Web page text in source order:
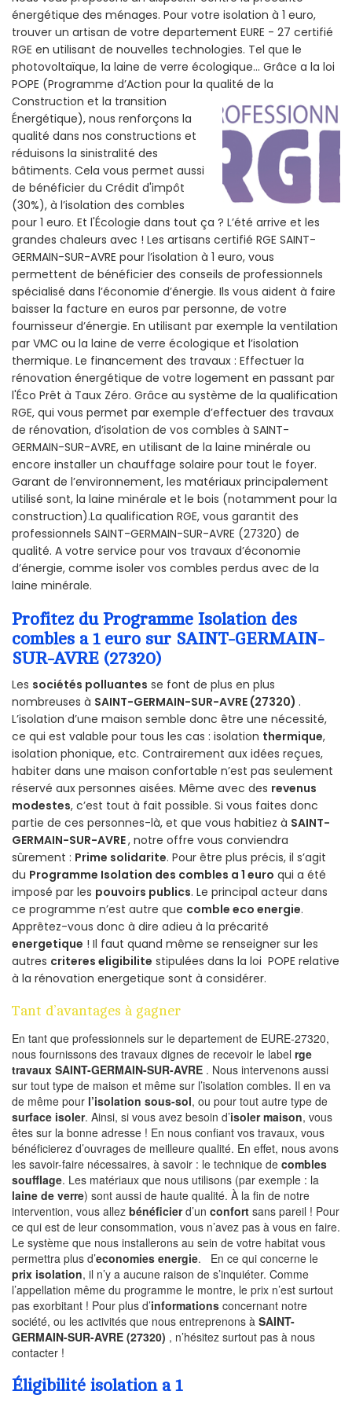
énergétique des ménages. Pour votre isolation à 1 euro,
trouver un artisan de votre departement EURE - 27 certifié
RGE en utilisant de nouvelles technologies. Tel que le
photovoltaïque, la laine de verre écologique... Grâce a la loi
POPE (Programme d’Action pour la qualité de la
Construction et la transition
Énergétique), nous renforçons la
qualité dans nos constructions et
réduisons la sinistralité des
bâtiments. Cela vous permet aussi
de bénéficier du Crédit d'impôt
(30%), à l’isolation des combles
pour 1 euro. Et l'Écologie dans tout ça ? L’été arrive et les
grandes chaleurs avec ! Les artisans certifié RGE SAINT-
GERMAIN-SUR-AVRE pour l’isolation à 1 euro, vous
permettent de bénéficier des conseils de professionnels
spécialisé dans l’économie d’énergie. Ils vous aident à faire
baisser la facture en euros par personne, de votre
fournisseur d’énergie. En utilisant par exemple la ventilation
par VMC ou la laine de verre écologique et l’isolation
thermique. Le financement des travaux : Effectuer la
rénovation énergétique de votre logement en passant par
l'Éco Prêt à Taux Zéro. Grâce au système de la qualification
RGE, qui vous permet par exemple d’effectuer des travaux
de rénovation, d’isolation de vos combles à SAINT-
GERMAIN-SUR-AVRE, en utilisant de la laine minérale ou
encore installer un chauffage solaire pour tout le foyer.
Garant de l’environnement, les matériaux principalement
utilisé sont, la laine minérale et le bois (notamment pour la
construction).La qualification RGE, vous garantit des
professionnels SAINT-GERMAIN-SUR-AVRE (27320) de
qualité. A votre service pour vos travaux d’économie
d’énergie, comme isoler vos combles perdus avec de la
laine minérale.
Profitez du Programme Isolation des
combles a 1 euro sur SAINT-GERMAIN-
SUR-AVRE (27320)
Les sociétés polluantes se font de plus en plus
nombreuses à SAINT-GERMAIN-SUR-AVRE (27320) .
L’isolation d’une maison semble donc être une nécessité,
ce qui est valable pour tous les cas : isolation thermique,
isolation phonique, etc. Contrairement aux idées reçues,
habiter dans une maison confortable n’est pas seulement
réservé aux personnes aisées. Même avec des revenus
modestes, c’est tout à fait possible. Si vous faites donc
partie de ces personnes-là, et que vous habitiez à SAINT-
GERMAIN-SUR-AVRE, notre offre vous conviendra
sûrement : Prime solidarite. Pour être plus précis, il s’agit
du Programme Isolation des combles a 1 euro qui a été
imposé par les pouvoirs publics. Le principal acteur dans
ce programme n’est autre que comble eco energie.
Apprêtez-vous donc à dire adieu à la précarité
energetique ! Il faut quand même se renseigner sur les
autres criteres eligibilite stipulées dans la loi POPE relative
à la rénovation energetique sont à considérer.
Tant d’avantages à gagner
En tant que professionnels sur le departement de EURE-27320,
nous fournissons des travaux dignes de recevoir le label rge
travaux SAINT-GERMAIN-SUR-AVRE . Nous intervenons aussi
sur tout type de maison et même sur l’isolation combles. Il en va
de même pour l’isolation sous-sol, ou pour tout autre type de
surface isoler. Ainsi, si vous avez besoin d’isoler maison, vous
êtes sur la bonne adresse ! En nous confiant vos travaux, vous
bénéficierez d’ouvrages de meilleure qualité. En effet, nous avons
les savoir-faire nécessaires, à savoir : le technique de combles
soufflage. Les matériaux que nous utilisons (par exemple : la
laine de verre) sont aussi de haute qualité. À la fin de notre
intervention, vous allez bénéficierd’un confort sans pareil ! Pour
ce qui est de leur consommation, vous n’avez pas à vous en faire.
Le système que nous installerons au sein de votre habitat vous
permettra plus d’economies energie. En ce qui concerne le
prix isolation, il n’y a aucune raison de s’inquiéter. Comme
l’appellation même du programme le montre, le prix n’est surtout
pas exorbitant ! Pour plus d’informations concernant notre
société, ou les activités que nous entreprenons à SAINT-
GERMAIN-SUR-AVRE (27320) , n’hésitez surtout pas à nous
contacter !
Éligibilité isolation a 1